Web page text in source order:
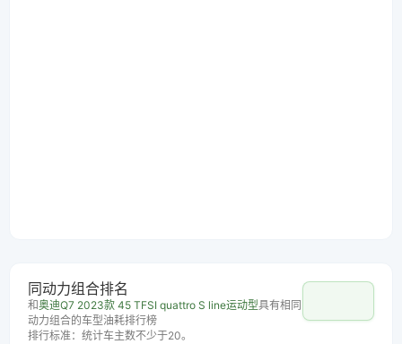
同动力组合排名
和奥迪Q7 2023款 45 TFSI quattro S line运动型具有相同
动力组合的车型油耗排行榜
排行标准：统计车主数不少于20。